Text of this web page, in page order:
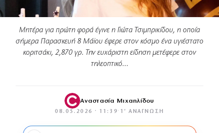
Μητέρα για πρώτη φορά έγινε η Γιώτα Τσιμπρικίδου, η οποία
σήμερα Παρασκευή 8 Μάϊου έφερε στον κόσμο ένα υγιέστατο
κοριτσάκι, 2,870 γρ. Την ευχάριστη είδηση μετέφερε στον
τηλεοπτικό…
Αναστασία Μιχαηλίδου
08.05.2026 · 11:39 · 1′ ΑΝΆΓΝΩΣΗ